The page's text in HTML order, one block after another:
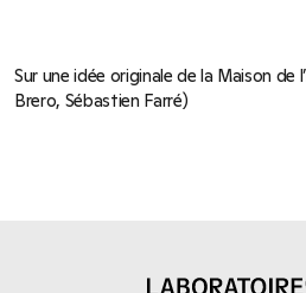
Sur une idée originale de la Maison de
Brero, Sébastien Farré)